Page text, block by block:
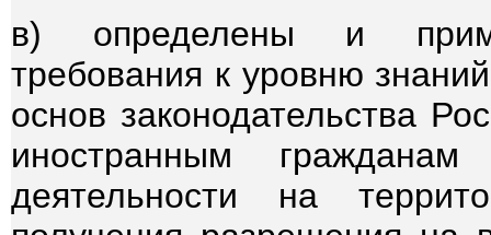
в) определены и
требования к уровню
основ законодательства
иностранным
деятельности на